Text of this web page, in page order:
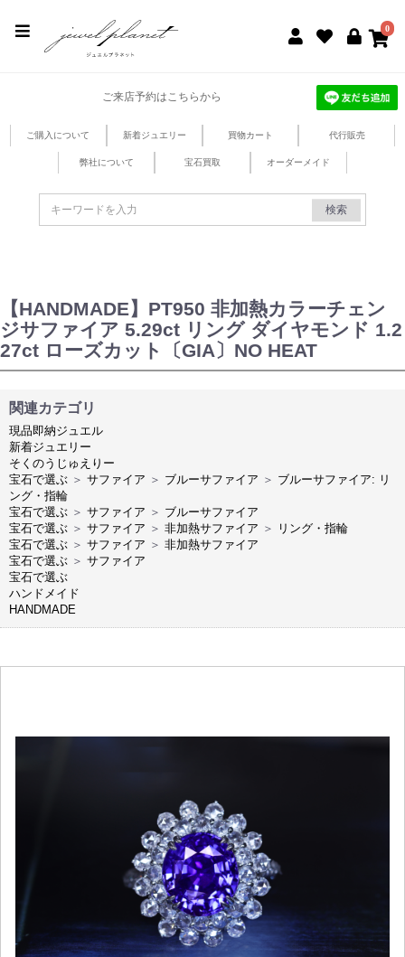
0
ご来店予約はこちらから
ご購入について 新着ジュエリー 買物カート 代行販売
弊社について 宝石買取 オーダーメイド
検索
【HANDMADE】PT950 非加熱カラーチェン
ジサファイア 5.29ct リング ダイヤモンド 1.2
27ct ローズカット〔GIA〕NO HEAT
関連カテゴリ
現品即納ジュエル
新着ジュエリー
そくのうじゅえりー
宝石で選ぶ ＞ サファイア ＞ ブルーサファイア ＞ ブルーサファイア: リ
ング・指輪
宝石で選ぶ ＞ サファイア ＞ ブルーサファイア
宝石で選ぶ ＞ サファイア ＞ 非加熱サファイア ＞
リング・指輪
宝石で選ぶ ＞ サファイア ＞ 非加熱サファイア
宝石で選ぶ ＞ サファイア
宝石で選ぶ
ハンドメイド
HANDMADE